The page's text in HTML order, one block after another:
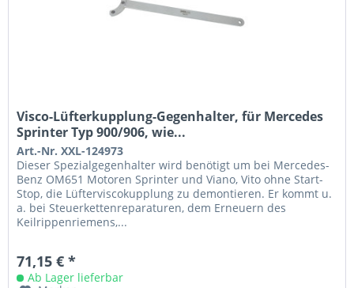
Visco-Lüfterkupplung-Gegenhalter, für Mercedes
Sprinter Typ 900/906, wie...
Art.-Nr. XXL-124973
Dieser Spezialgegenhalter wird benötigt um bei Mercedes-
Benz OM651 Motoren Sprinter und Viano, Vito ohne Start-
Stop, die Lüfterviscokupplung zu demontieren. Er kommt u.
a. bei Steuerkettenreparaturen, dem Erneuern des
Keilrippenriemens,...
71,15 € *
Ab Lager lieferbar